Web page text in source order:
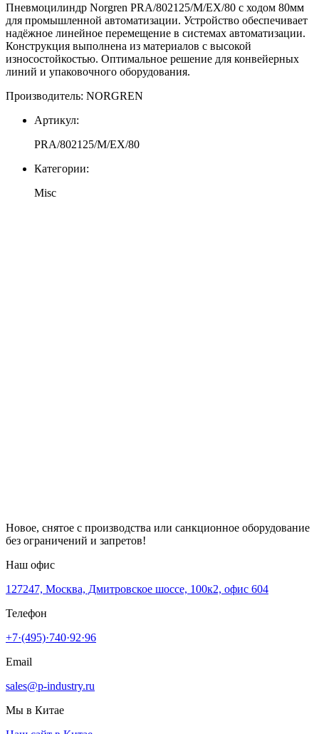
Пневмоцилиндр Norgren PRA/802125/M/EX/80 с ходом 80мм
для промышленной автоматизации. Устройство обеспечивает
надёжное линейное перемещение в системах автоматизации.
Конструкция выполнена из материалов с высокой
износостойкостью. Оптимальное решение для конвейерных
линий и упаковочного оборудования.
Производитель: NORGREN
Артикул:
PRA/802125/M/EX/80
Категории:
Misc
Новое, снятое с производства или санкционное оборудование
без ограничений и запретов!
Наш офис
127247, Москва, Дмитровское шоссе, 100к2, офис 604
Телефон
+7·(495)·740·92·96
Email
sales@p-industry.ru
Мы в Китае